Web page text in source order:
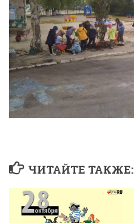
ЧИТАЙТЕ ТАКЖЕ: